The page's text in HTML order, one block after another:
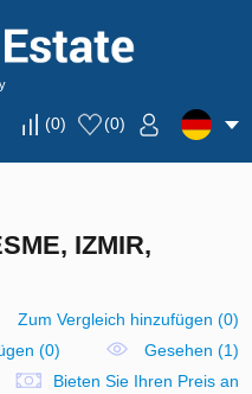
(0) (0)
IZMIR,
Zum Vergleich hinzufügen (0)
(0)
Gesehen (1)
Bieten Sie Ihren Preis an